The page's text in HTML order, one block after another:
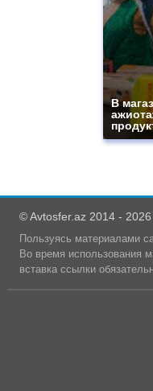
В
© Avtosfer.az 2014 - 2026
Пользуясь материалами
Во время использования
вставка ссылки